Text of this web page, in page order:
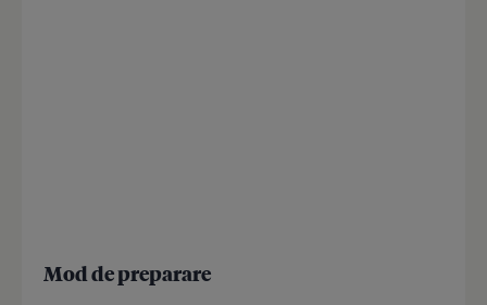
Mod de preparare